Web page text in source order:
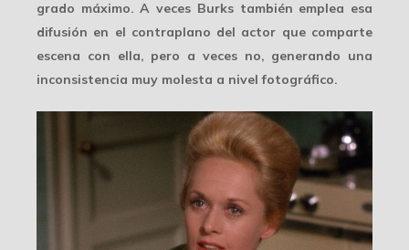
grado máximo. A veces Burks también emplea esa
difusión en el contraplano del actor que comparte
escena con ella, pero a veces no, generando una
inconsistencia muy molesta a nivel fotográfico.